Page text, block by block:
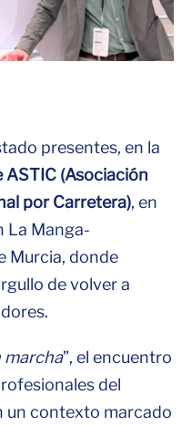
presentes, en la
ASTIC (Asociación
por Carretera), en
La Manga-
Murcia, donde
de volver a
marcha”, el encuentro
del
un contexto marcado